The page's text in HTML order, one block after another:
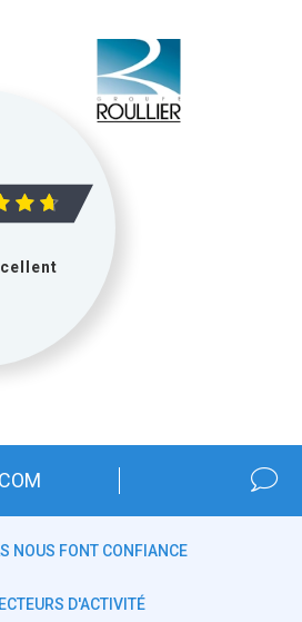
NOUS FONT CONFIANCE
D'ACTIVITÉ